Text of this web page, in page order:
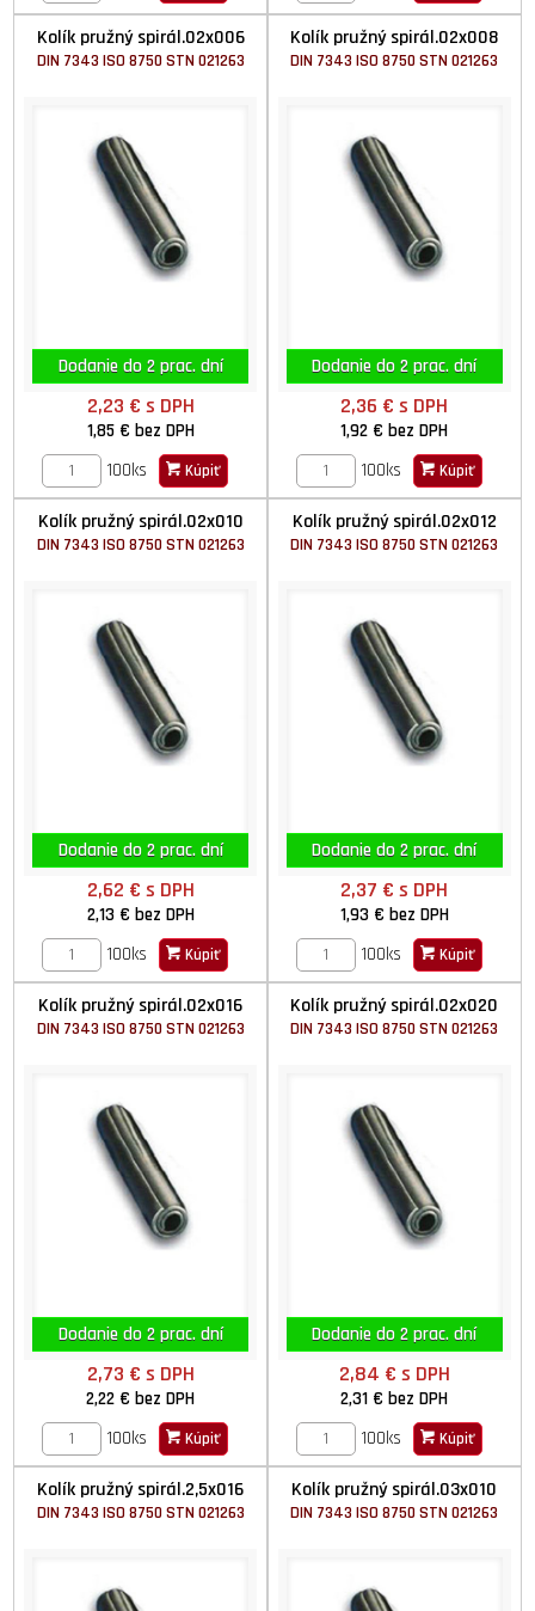
Kolík pružný spirál.02x006
DIN 7343 ISO 8750 STN 021263
Dodanie do 2 prac. dní
2,23 € s DPH
1,85 € bez DPH
100ks
Kúpiť
Kolík pružný spirál.02x008
DIN 7343 ISO 8750 STN 021263
Dodanie do 2 prac. dní
2,36 €s DPH
1,92 €bez DPH
100ks
Kúpiť
Kolík pružný spirál.02x010
DIN 7343 ISO 8750 STN 021263
Dodanie do 2 prac. dní
2,62 € s DPH
2,13 € bez DPH
100ks
Kúpiť
Kolík pružný spirál.02x012
DIN 7343 ISO 8750 STN 021263
Dodanie do 2 prac. dní
2,37 €s DPH
1,93 € bez DPH
100ks
Kúpiť
Kolík pružný spirál.02x016
DIN 7343 ISO 8750 STN 021263
Dodanie do 2 prac. dní
2,73 € s DPH
2,22 €bez DPH
100ks
Kúpiť
Kolík pružný spirál.02x020
DIN 7343 ISO 8750 STN 021263
Dodanie do 2 prac. dní
2,84 € s DPH
2,31 €bez DPH
100ks
Kúpiť
Kolík pružný spirál.2,5x016
DIN 7343 ISO 8750 STN 021263
Kolík pružný spirál.03x010
DIN 7343 ISO 8750 STN 021263